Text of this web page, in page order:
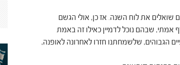
שואלים את לוח השנה. אז כן, אולי הגשם
אמתי, שבהם נוכל לדמיין כאילו זה באמת
הגבוהים, שלשמחתנו חזרו לאחרונה לאופנה,